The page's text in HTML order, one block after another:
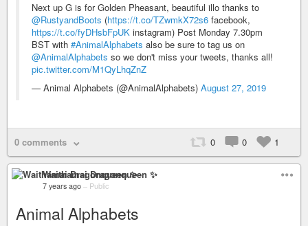
Next up G is for Golden Pheasant, beautiful illo thanks to
@RustyandBoots (https://t.co/TZwmkX72s6 facebook,
https://t.co/fyDHsbFpUK instagram) Post Monday 7.30pm
BST with #AnimalAlphabets also be sure to tag us on
@AnimalAlphabets so we don't miss your tweets, thanks all!
pic.twitter.com/M1QyLhqZnZ
— Animal Alphabets (@AnimalAlphabets) August 27, 2019
0 comments 0 0 1
Waithamai Dragonqueen ✨
7 years ago – Public
Animal Alphabets